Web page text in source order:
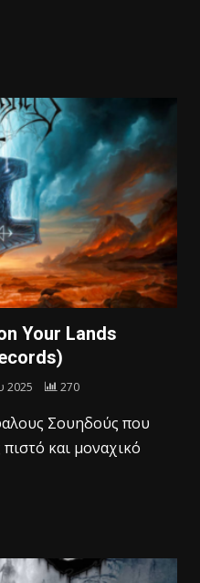
Your Lands
2025 270
Σουηδούς που
και μοναχικό